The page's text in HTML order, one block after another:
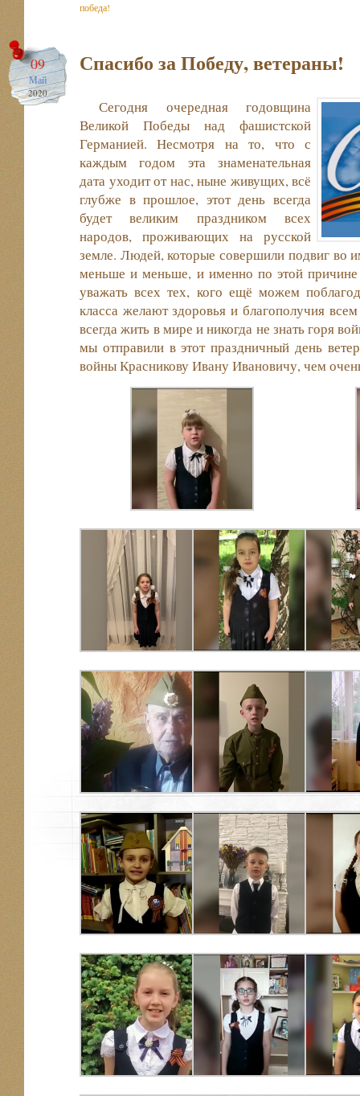
победа!
09
Май
2020
Спасибо за Победу, ветераны!
Сегодня очередная годовщина
Великой Победы над фашистской
Германией. Несмотря на то, что с
каждым годом эта знаменательная
дата уходит от нас, ныне живущих, всё
глубже в прошлое, этот день всегда
будет великим праздником всех
народов, проживающих на русской
земле. Людей, которые совершили подвиг во
меньше и меньше, и именно по этой
уважать всех тех, кого ещё можем
класса желают здоровья и благополучия
всегда жить в мире и никогда не знать горя
мы отправили в этот праздничный день
войны Красникову Ивану Ивановичу, чем